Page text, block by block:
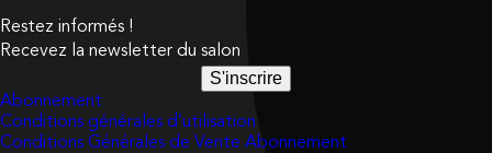
Restez informés !
Recevez la newsletter du salon
S'inscrire
Abonnement
Conditions générales d’utilisation
Conditions Générales de Vente Abonnement